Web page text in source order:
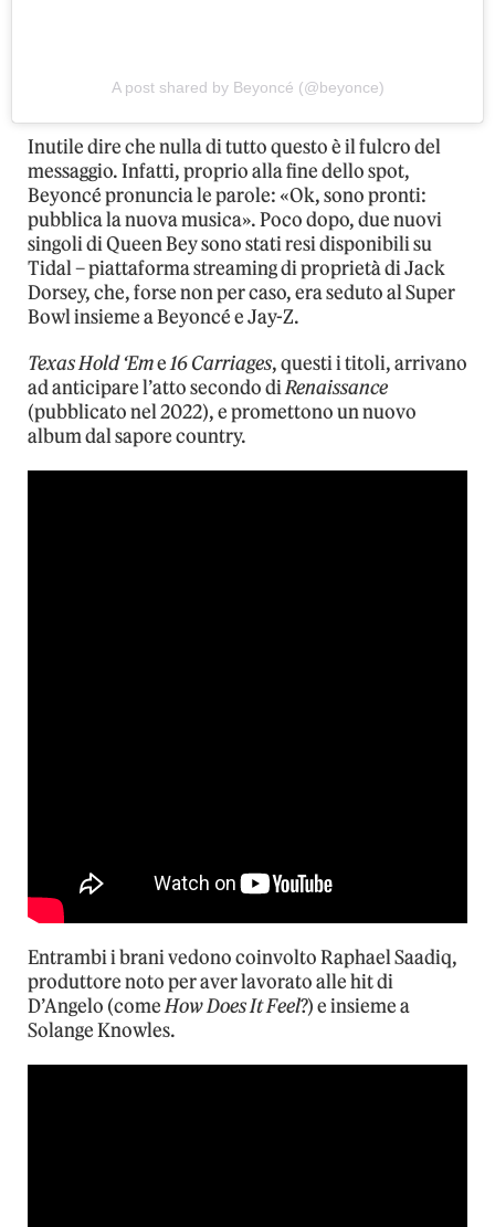
A post shared by Beyoncé (@beyonce)
Inutile dire che nulla di tutto questo è il fulcro del
messaggio. Infatti, proprio alla fine dello spot,
Beyoncé pronuncia le parole: «Ok, sono pronti:
pubblica la nuova musica». Poco dopo, due nuovi
singoli di Queen Bey sono stati resi disponibili su
Tidal – piattaforma streaming di proprietà di Jack
Dorsey, che, forse non per caso, era seduto al Super
Bowl insieme a Beyoncé e Jay-Z.
Texas Hold ‘Eme16 Carriages, questi i titoli, arrivano
ad anticipare l’atto secondo diRenaissance
(pubblicato nel 2022), e promettono un nuovo
album dal sapore country.
Entrambi i brani vedono coinvolto Raphael Saadiq,
produttore noto per aver lavorato alle hit di
D’Angelo (comeHow Does It Feel?) e insieme a
Solange Knowles.